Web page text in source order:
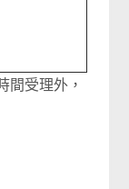
間受理外，